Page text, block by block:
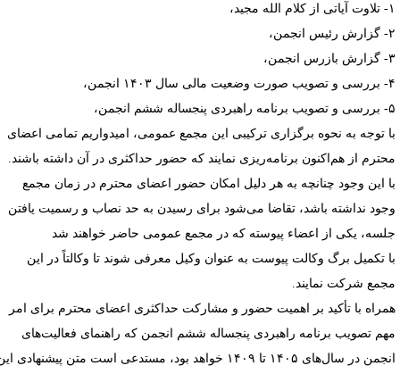
توجه به نحوه برگزاری ترکیبی این مجمع عمومی، امیدواریم تمامی اعضای
از هم‌اکنون برنامه‌ریزی نمایند که حضور حداکثری در آن داشته باشند.
این وجود چنانچه به هر دلیل امکان حضور اعضای محترم در زمان مجمع
نداشته باشد، تقاضا می‌شود برای رسیدن به حد نصاب و رسمیت یافتن
یکی از اعضاء پیوسته که در مجمع عمومی حاضر خواهند شد
تکمیل برگ وکالت پیوست به عنوان وکیل معرفی شوند تا وکالتاً در این
شرکت نمایند.
با تأکید بر اهمیت حضور و مشارکت حداکثری اعضای محترم برای امر
تصویب برنامه راهبردی پنجساله ششم انجمن که راهنمای فعالیت‌های
انجمن در سال‌های ۱۴۰۵ تا ۱۴۰۹ خواهد بود، مستدعی است متن پیشنهادی این